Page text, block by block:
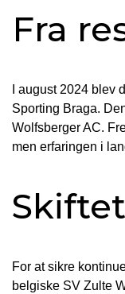
Fra
I august 2024
Sporting Braga.
Wolfsberger AC.
men erfaringen i
For at sikre
belgiske SV Zulte